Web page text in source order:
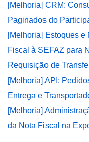
[Melhoria] CRM:
Paginados do
[Melhoria] Estoques e
Fiscal à SEFAZ para
Requisição de
[Melhoria] API:
Entrega e
[Melhoria]
da Nota Fiscal na